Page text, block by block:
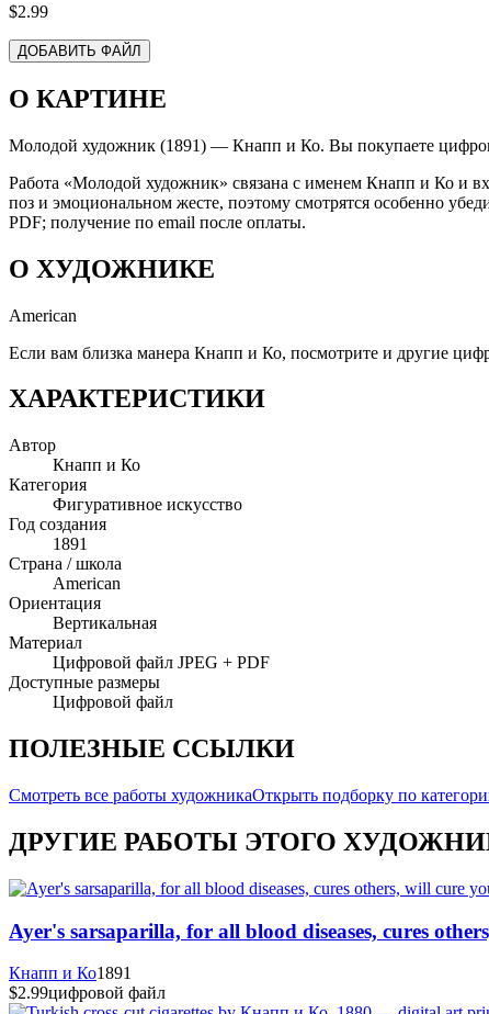
$2.99
ДОБАВИТЬ ФАЙЛ
О КАРТИНЕ
Молодой художник (1891) — Кнапп и Ко. Вы покупаете
Работа «Молодой художник» связана с именем Кнапп и Ко и
поз и эмоциональном жесте, поэтому смотрятся особенно
PDF; получение по email после оплаты.
О ХУДОЖНИКЕ
American
Если вам близка манера Кнапп и Ко, посмотрите и другие
ХАРАКТЕРИСТИКИ
Автор
Кнапп и Ко
Категория
Фигуративное искусство
Год создания
1891
Страна / школа
American
Ориентация
Вертикальная
Материал
Цифровой файл JPEG + PDF
Доступные размеры
Цифровой файл
ПОЛЕЗНЫЕ ССЫЛКИ
Смотреть все работы художникаОткрыть подборку по
ДРУГИЕ РАБОТЫ ЭТОГО
Ayer's sarsaparilla, for all blood diseases, cures
Кнапп и Ко1891
$2.99цифровой файл